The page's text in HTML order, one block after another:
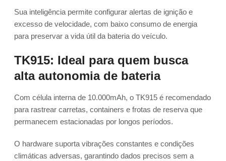
Sua inteligência permite configurar alertas de ignição e
excesso de velocidade, com baixo consumo de energia
para preservar a vida útil da bateria do veículo.
TK915: Ideal para quem busca
alta autonomia de bateria
Com célula interna de 10.000mAh, o TK915 é recomendado
para rastrear carretas, containers e frotas de reserva que
permanecem estacionadas por longos períodos.
O hardware suporta vibrações constantes e condições
climáticas adversas, garantindo dados precisos sem a